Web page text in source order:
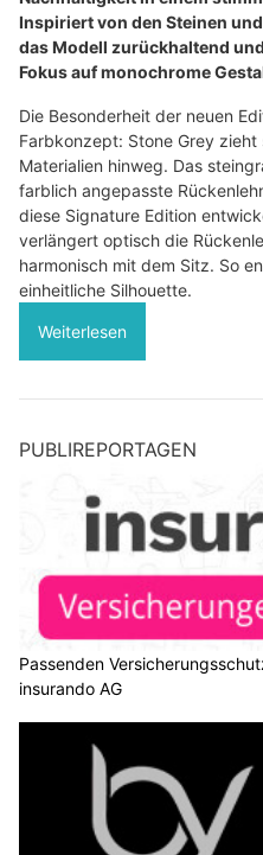
Inspiriert von den Steinen
das Modell zurückhaltend
Fokus auf monochrome
Die Besonderheit der neuen
Farbkonzept: Stone Grey
Materialien hinweg. Das
farblich angepasste
diese Signature Edition
verlängert optisch die
harmonisch mit dem Sitz. So
einheitliche Silhouette.
Weiterlesen
PUBLIREPORTAGEN
Passenden
insurando AG